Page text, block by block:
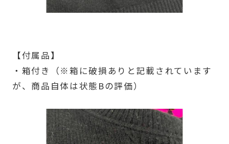
【付属品】
・箱付き（※箱に破損ありと記載されています
が、商品自体は状態Bの評価）